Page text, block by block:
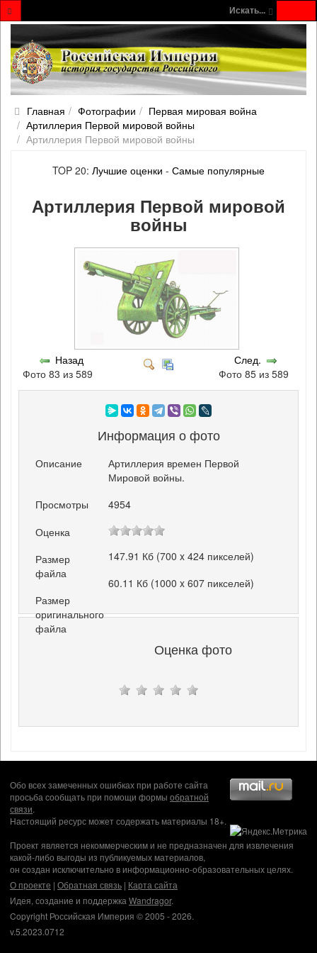
Искать...
Главная Фотографии
Первая мировая война
Артиллерия Первой мировой войны
Артиллерия Первой мировой войны
TOP 20: Лучшие оценки - Самые популярные
Артиллерия Первой мировой
войны
Назад
Фото 83 из 589
След.
Фото 85 из 589
Информация о фото
Описание
Артиллерия времен Первой
Мировой войны.
Просмотры
4954
Оценка
Размер
файла
147.91 Кб (700 x 424 пикселей)
Размер
оригинального
файла
60.11 Кб (1000 x 607 пикселей)
Оценка фото
Обо всех замеченных ошибках при работе сайта
просьба сообщать при помощи формы обратной
связи.
Настоящий ресурс может содержать материалы 18+.
Проект является некоммерческим и не предназначен для извлечения
какой-либо выгоды из публикуемых материалов,
он создан исключительно в информационно-образовательных целях.
О проекте | Обратная связь | Карта сайта
Идея, создание и поддержка Wandragor.
Copyright Российская Империя © 2005 - 2026.
v.5.2023.0712